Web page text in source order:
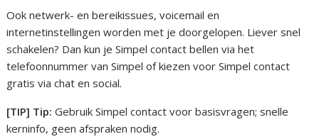
Ook netwerk- en bereikissues, voicemail en
internetinstellingen worden met je doorgelopen. Liever snel
schakelen? Dan kun je Simpel contact bellen via het
telefoonnummer van Simpel of kiezen voor Simpel contact
gratis via chat en social.
[TIP] Tip: Gebruik Simpel contact voor basisvragen; snelle
kerninfo, geen afspraken nodig.